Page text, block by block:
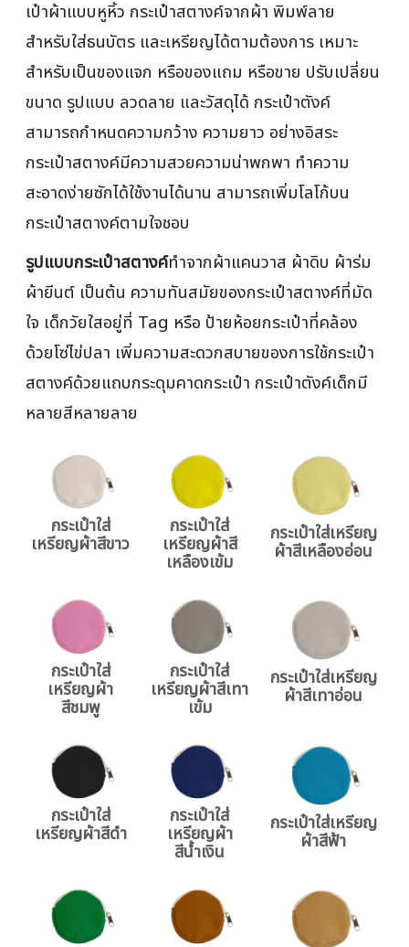
เป๋าผ้าแบบหูหิ้ว กระเป๋าสตางค์จากผ้า พิมพ์ลาย
สำหรับใส่ธนบัตร และเหรียญได้ตามต้องการ เหมาะ
สำหรับเป็นของแจก หรือของแถม หรือขาย ปรับเปลี่ยน
ขนาด รูปแบบ ลวดลาย และวัสดุได้ กระเป๋าตังค์
สามารถกำหนดความกว้าง ความยาว อย่างอิสระ
กระเป๋าสตางค์มีความสวยความน่าพกพา ทำความ
สะอาดง่ายซักได้ใช้งานได้นาน สามารถเพิ่มโลโก้บน
กระเป๋าสตางค์ตามใจชอบ
รูปแบบกระเป๋าสตางค์ทำจากผ้าแคนวาส ผ้าดิบ ผ้าร่ม
ผ้ายีนต์ เป็นต้น ความทันสมัยของกระเป๋าสตางค์ที่มัด
ใจ เด็กวัยใสอยู่ที่ Tag หรือ ป้ายห้อยกระเป๋าที่คล้อง
ด้วยโซ่ไข่ปลา เพิ่มความสะดวกสบายของการใช้กระเป๋า
สตางค์ด้วยแถบกระดุมคาดกระเป๋า กระเป๋าตังค์เด็กมี
หลายสีหลายลาย
กระเป๋าใส่
เหรียญผ้าสีขาว
กระเป๋าใส่
เหรียญผ้าสี
เหลืองเข้ม
กระเป๋าใส่เหรียญ
ผ้าสีเหลืองอ่อน
กระเป๋าใส่
เหรียญผ้า
สีชมพู
กระเป๋าใส่
เหรียญผ้าสีเทา
เข้ม
กระเป๋าใส่เหรียญ
ผ้าสีเทาอ่อน
กระเป๋าใส่
เหรียญผ้าสีดำ
กระเป๋าใส่
เหรียญผ้า
สีน้ำเงิน
กระเป๋าใส่เหรียญ
ผ้าสีฟ้า